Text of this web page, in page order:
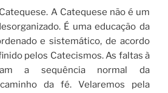
A Catequese não é um
É uma educação da
e sistemático, de acordo
pelos Catecismos. As faltas à
a sequência normal da
da fé. Velaremos pela